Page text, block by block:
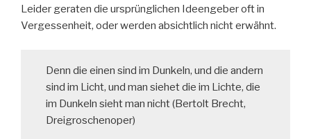
Leider geraten die ursprünglichen Ideengeber oft in
Vergessenheit, oder werden absichtlich nicht erwähnt.
Denn die einen sind im Dunkeln, und die andern
sind im Licht, und man siehet die im Lichte, die
im Dunkeln sieht man nicht (Bertolt Brecht,
Dreigroschenoper)